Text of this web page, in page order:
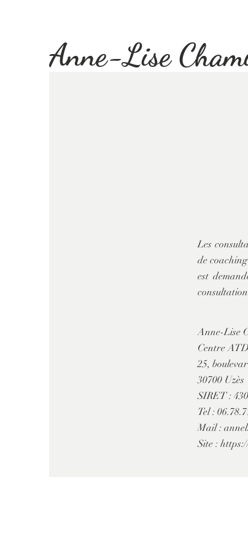
Anne-Lise
Les
de
est
Anne-Lise
Centre ATD
25,
30700 Uzès
SIRET :
Tel :
Mail :
Site :